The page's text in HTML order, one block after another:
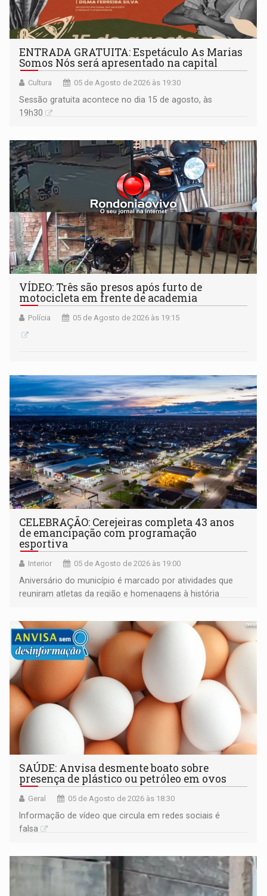
ENTRADA GRATUITA: Espetáculo As Marias
Somos Nós será apresentado na capital
Cultura 05 de Agosto de 2026 às 19:30
Sessão gratuita acontece no dia 15 de agosto, às
19h30
VÍDEO: Três são presos após furto de
motocicleta em frente de academia
Polícia 05 de Agosto de 2026 às 19:15
CELEBRAÇÃO: Cerejeiras completa 43 anos
de emancipação com programação
esportiva
Interior 05 de Agosto de 2026 às 19:00
Aniversário do município é marcado por atividades que
reuniram atletas da região e homenagens à história
SAÚDE: Anvisa desmente boato sobre
presença de plástico ou petróleo em ovos
Geral 05 de Agosto de 2026 às 18:30
Informação de vídeo que circula em redes sociais é
falsa